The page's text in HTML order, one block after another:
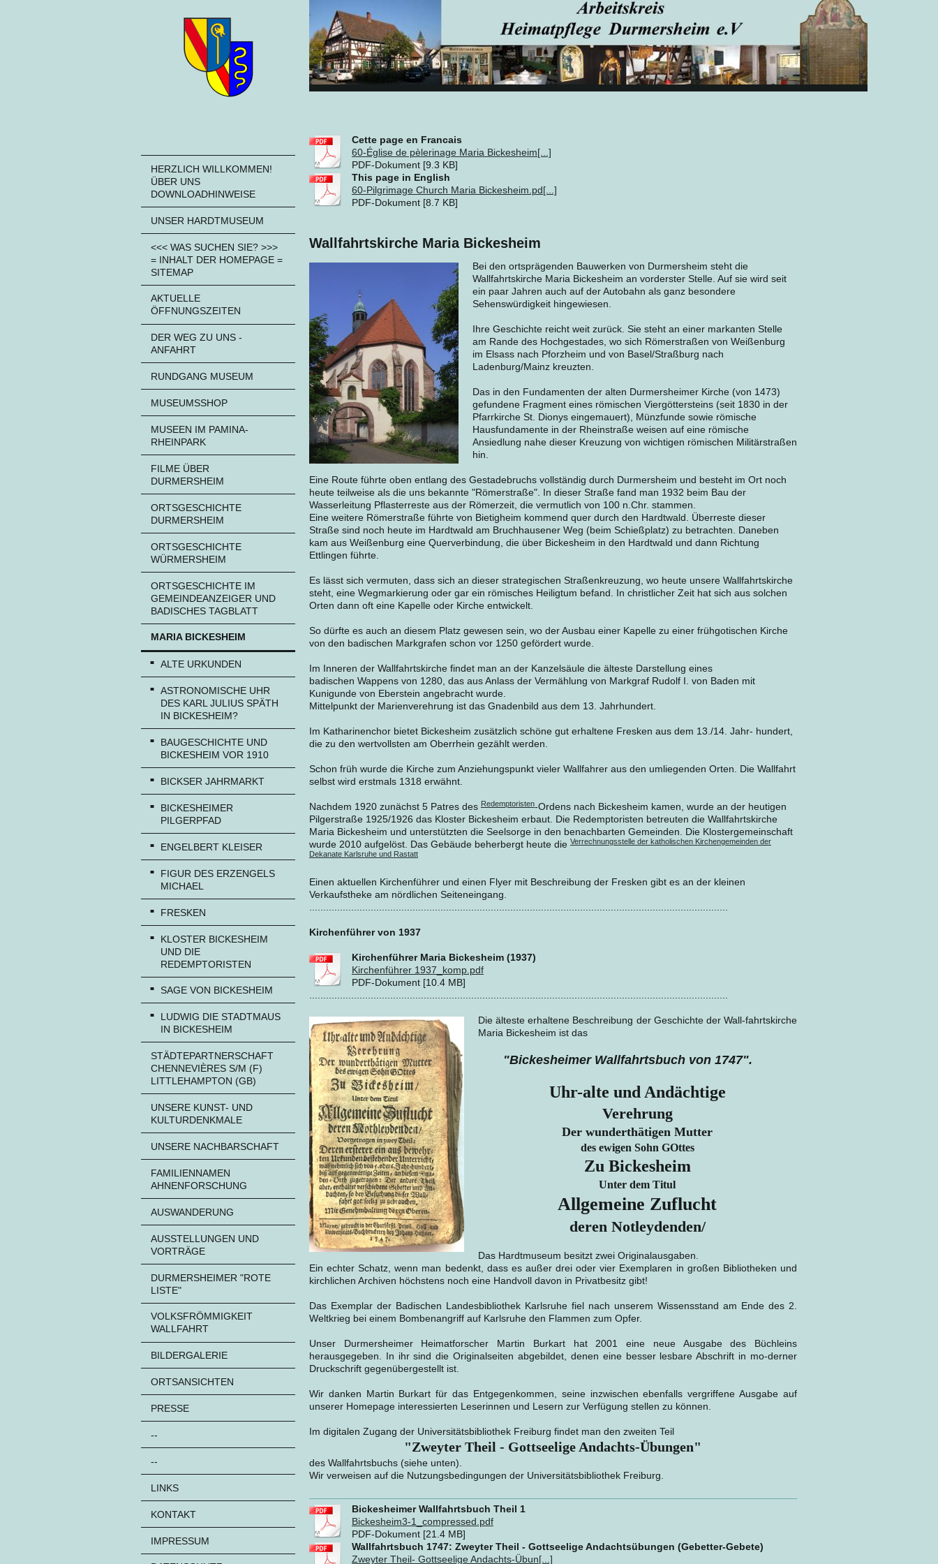
HERZLICH WILLKOMMEN!
ÜBER UNS
DOWNLOADHINWEISE
UNSER HARDTMUSEUM
<<< WAS SUCHEN SIE? >>>
= INHALT DER HOMEPAGE =
SITEMAP
AKTUELLE
ÖFFNUNGSZEITEN
DER WEG ZU UNS -
ANFAHRT
RUNDGANG MUSEUM
MUSEUMSSHOP
MUSEEN IM PAMINA-
RHEINPARK
FILME ÜBER
DURMERSHEIM
ORTSGESCHICHTE
DURMERSHEIM
ORTSGESCHICHTE
WÜRMERSHEIM
ORTSGESCHICHTE IM
GEMEINDEANZEIGER UND
BADISCHES TAGBLATT
MARIA BICKESHEIM
ALTE URKUNDEN
ASTRONOMISCHE UHR
DES KARL JULIUS SPÄTH
IN BICKESHEIM?
BAUGESCHICHTE UND
BICKESHEIM VOR 1910
BICKSER JAHRMARKT
BICKESHEIMER
PILGERPFAD
ENGELBERT KLEISER
FIGUR DES ERZENGELS
MICHAEL
FRESKEN
KLOSTER BICKESHEIM
UND DIE
REDEMPTORISTEN
SAGE VON BICKESHEIM
LUDWIG DIE STADTMAUS
IN BICKESHEIM
STÄDTEPARTNERSCHAFT
CHENNEVIÈRES S/M (F)
LITTLEHAMPTON (GB)
UNSERE KUNST- UND
KULTURDENKMALE
UNSERE NACHBARSCHAFT
FAMILIENNAMEN
AHNENFORSCHUNG
AUSWANDERUNG
AUSSTELLUNGEN UND
VORTRÄGE
DURMERSHEIMER "ROTE
LISTE"
VOLKSFRÖMMIGKEIT
WALLFAHRT
BILDERGALERIE
ORTSANSICHTEN
PRESSE
--
--
LINKS
KONTAKT
IMPRESSUM
Cette page en Francais
60-Église de pèlerinage Maria Bickesheim[...]
PDF-Dokument [9.3 KB]
This page in English
60-Pilgrimage Church Maria Bickesheim.pd[...]
PDF-Dokument [8.7 KB]
Wallfahrtskirche Maria Bickesheim
Bei den ortsprägenden Bauwerken von Durmersheim steht die
Wallfahrtskirche Maria Bickesheim an vorderster Stelle. Auf sie wird seit
ein paar Jahren auch auf der Autobahn als ganz besondere
Sehenswürdigkeit hingewiesen.
Ihre Geschichte reicht weit zurück. Sie steht an einer markanten Stelle
am Rande des Hochgestades, wo sich Römerstraßen von Weißenburg
im Elsass nach Pforzheim und von Basel/Straßburg nach
Ladenburg/Mainz kreuzten.
Das in den Fundamenten der alten Durmersheimer Kirche (von 1473)
gefundene Fragment eines römischen Viergöttersteins (seit 1830 in der
Pfarrkirche St. Dionys eingemauert), Münzfunde sowie römische
Hausfundamente in der Rheinstraße weisen auf eine römische
Ansiedlung nahe dieser Kreuzung von wichtigen römischen Militärstraßen
hin.
Eine Route führte oben entlang des Gestadebruchs vollständig durch Durmersheim und besteht im Ort noch
heute teilweise als die uns bekannte "Römerstraße". In dieser Straße fand man 1932 beim Bau der
Wasserleitung Pflasterreste aus der Römerzeit, die vermutlich von 100 n.Chr. stammen.
Eine weitere Römerstraße führte von Bietigheim kommend quer durch den Hardtwald. Überreste dieser
Straße sind noch heute im Hardtwald am Bruchhausener Weg (beim Schießplatz) zu betrachten. Daneben
kam aus Weißenburg eine Querverbindung, die über Bickesheim in den Hardtwald und dann Richtung
Ettlingen führte.
Es lässt sich vermuten, dass sich an dieser strategischen Straßenkreuzung, wo heute unsere Wallfahrtskirche
steht, eine Wegmarkierung oder gar ein römisches Heiligtum befand. In christlicher Zeit hat sich aus solchen
Orten dann oft eine Kapelle oder Kirche entwickelt.
So dürfte es auch an diesem Platz gewesen sein, wo der Ausbau einer Kapelle zu einer frühgotischen Kirche
von den badischen Markgrafen schon vor 1250 gefördert wurde.
Im Inneren der Wallfahrtskirche findet man an der Kanzelsäule die älteste Darstellung eines
badischen Wappens von 1280, das aus Anlass der Vermählung von Markgraf Rudolf I. von Baden mit
Kunigunde von Eberstein angebracht wurde.
Mittelpunkt der Marienverehrung ist das Gnadenbild aus dem 13. Jahrhundert.
Im Katharinenchor bietet Bickesheim zusätzlich schöne gut erhaltene Fresken aus dem 13./14. Jahr- hundert,
die zu den wertvollsten am Oberrhein gezählt werden.
Schon früh wurde die Kirche zum Anziehungspunkt vieler Wallfahrer aus den umliegenden Orten. Die Wallfahrt
selbst wird erstmals 1318 erwähnt.
Nachdem 1920 zunächst 5 Patres des Redemptoristen-Ordens nach Bickesheim kamen, wurde an der heutigen
Pilgerstraße 1925/1926 das Kloster Bickesheim erbaut. Die Redemptoristen betreuten die Wallfahrtskirche
Maria Bickesheim und unterstützten die Seelsorge in den benachbarten Gemeinden. Die Klostergemeinschaft
wurde 2010 aufgelöst. Das Gebäude beherbergt heute die Verrechnungsstelle der katholischen Kirchengemeinden der
Dekanate Karlsruhe und Rastatt
Einen aktuellen Kirchenführer und einen Flyer mit Beschreibung der Fresken gibt es an der kleinen
Verkaufstheke am nördlichen Seiteneingang.
Kirchenführer von 1937
Kirchenführer Maria Bickesheim (1937)
Kirchenführer 1937_komp.pdf
PDF-Dokument [10.4 MB]
Die älteste erhaltene Beschreibung der Geschichte der Wall-fahrtskirche
Maria Bickesheim ist das
"Bickesheimer Wallfahrtsbuch von 1747".
Uhr-alte und Andächtige
Verehrung
Der wunderthätigen Mutter
des ewigen Sohn GOttes
Zu Bickesheim
Unter dem Titul
Allgemeine Zuflucht
deren Notleydenden/
Das Hardtmuseum besitzt zwei Originalausgaben.
Ein echter Schatz, wenn man bedenkt, dass es außer drei oder vier Exemplaren in großen Bibliotheken und
kirchlichen Archiven höchstens noch eine Handvoll davon in Privatbesitz gibt!
Das Exemplar der Badischen Landesbibliothek Karlsruhe fiel nach unserem Wissensstand am Ende des 2.
Weltkrieg bei einem Bombenangriff auf Karlsruhe den Flammen zum Opfer.
Unser Durmersheimer Heimatforscher Martin Burkart hat 2001 eine neue Ausgabe des Büchleins
herausgegeben. In ihr sind die Originalseiten abgebildet, denen eine besser lesbare Abschrift in mo-derner
Druckschrift gegenübergestellt ist.
Wir danken Martin Burkart für das Entgegenkommen, seine inzwischen ebenfalls vergriffene Ausgabe auf
unserer Homepage interessierten Leserinnen und Lesern zur Verfügung stellen zu können.
Im digitalen Zugang der Universitätsbibliothek Freiburg findet man den zweiten Teil
"Zweyter Theil - Gottseelige Andachts-Übungen"
des Wallfahrtsbuchs (siehe unten).
Wir verweisen auf die Nutzungsbedingungen der Universitätsbibliothek Freiburg.
Bickesheimer Wallfahrtsbuch Theil 1
Bickesheim3-1_compressed.pdf
PDF-Dokument [21.4 MB]
Wallfahrtsbuch 1747: Zweyter Theil - Gottseelige Andachtsübungen (Gebetter-Gebete)
Zweyter Theil- Gottseelige Andachts-Übun[...]